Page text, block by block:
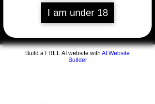
I am under 18
Build a FREE AI website with AI Website
Builder